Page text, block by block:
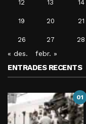
12 13 14
19 20 21
26 27 28
« des. febr. »
ENTRADES RECENTS
01